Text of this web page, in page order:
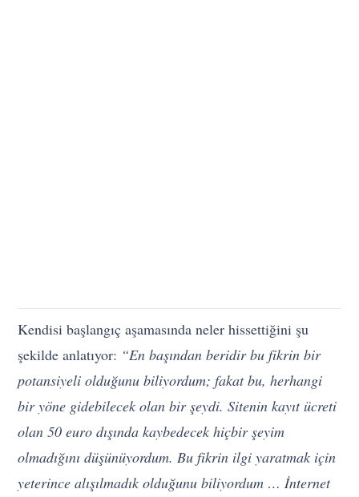
Kendisi başlangıç aşamasında neler hissettiğini şu
şekilde anlatıyor: “En başından beridir bu fikrin bir
potansiyeli olduğunu biliyordum; fakat bu, herhangi
bir yöne gidebilecek olan bir şeydi. Sitenin kayıt ücreti
olan 50 euro dışında kaybedecek hiçbir şeyim
olmadığını düşünüyordum. Bu fikrin ilgi yaratmak için
yeterince alışılmadık olduğunu biliyordum … İnternet